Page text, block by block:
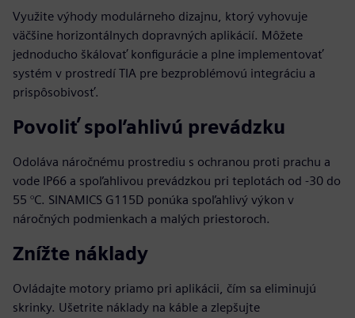
Využite výhody modulárneho dizajnu, ktorý vyhovuje
väčšine horizontálnych dopravných aplikácií. Môžete
jednoducho škálovať konfigurácie a plne implementovať
systém v prostredí TIA pre bezproblémovú integráciu a
prispôsobivosť.
Povoliť spoľahlivú prevádzku
Odoláva náročnému prostrediu s ochranou proti prachu a
vode IP66 a spoľahlivou prevádzkou pri teplotách od -30 do
55 °C. SINAMICS G115D ponúka spoľahlivý výkon v
náročných podmienkach a malých priestoroch.
Znížte náklady
Ovládajte motory priamo pri aplikácii, čím sa eliminujú
skrinky. Ušetrite náklady na káble a zlepšujte